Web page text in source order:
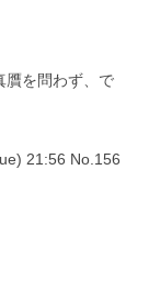
贋を問わず、で
21:56 No.156